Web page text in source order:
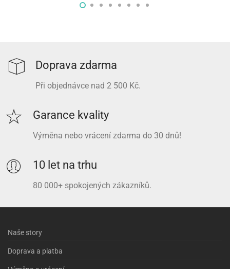
Doprava zdarma
Při objednávce nad 2 500 Kč.
Garance kvality
Výměna nebo vrácení zdarma do 30 dnů!
10 let na trhu
80 000+ spokojených zákazníků.
Naše story
Doprava a platba